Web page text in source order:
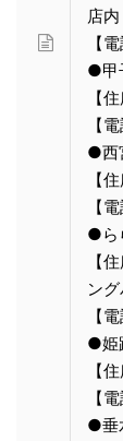
店内
【
●甲
【
【
●西
【
【
●ら
【
ン
【
●姫
【
【
●垂